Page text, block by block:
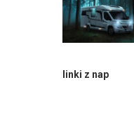
linki z nap